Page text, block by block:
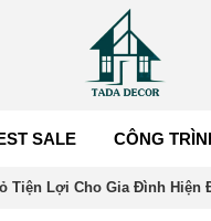
SALE CÔNG
Tiện Lợi Cho Gia Đình Hiện